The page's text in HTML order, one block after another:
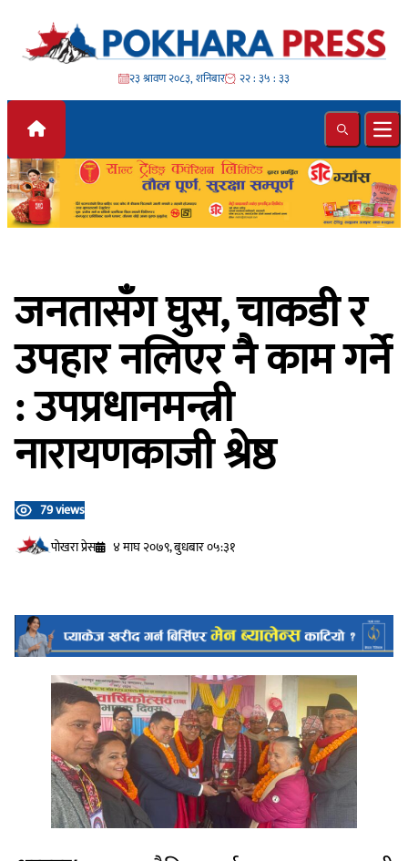
Skip to content
२३ श्रावण २०८३, शनिबार २२ : ३५ : ३४
Search
जनतासँग घुस, चाकडी र
उपहार नलिएर नै काम गर्ने
: उपप्रधानमन्त्री
नारायणकाजी श्रेष्ठ
79 views
प‍ोखरा प्रेस
४ माघ २०७९, बुधबार ०५:३१